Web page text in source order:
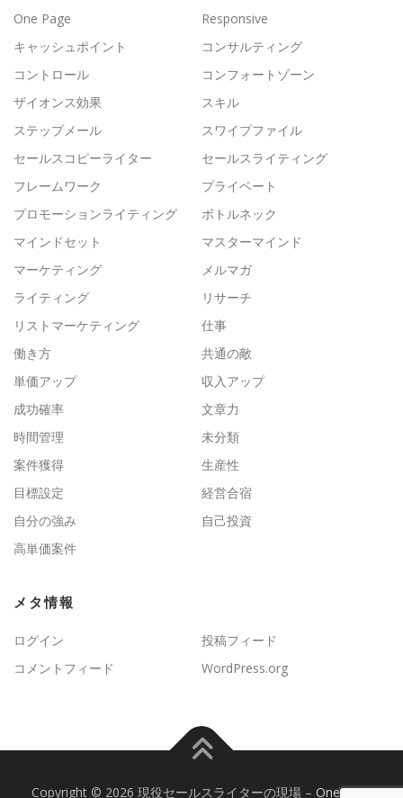
One Page
Responsive
キャッシュポイント
コンサルティング
コントロール
コンフォートゾーン
ザイオンス効果
スキル
ステップメール
スワイプファイル
セールスコピーライター
セールスライティング
フレームワーク
プライベート
プロモーションライティング
ボトルネック
マインドセット
マスターマインド
マーケティング
メルマガ
ライティング
リサーチ
リストマーケティング
仕事
働き方
共通の敵
単価アップ
収入アップ
成功確率
文章力
時間管理
未分類
案件獲得
生産性
目標設定
経営合宿
自分の強み
自己投資
高単価案件
メタ情報
ログイン
投稿フィード
コメントフィード
WordPress.org
Copyright © 2026 現役セールスライターの現場 – OnePress